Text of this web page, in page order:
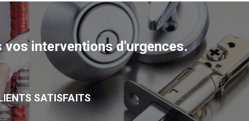
vos interventions d'urgences.
SATISFAITS